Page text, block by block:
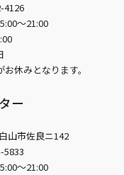
4126
～21:00
休みとなります。
ー
山市佐良ニ142
5833
～21:00